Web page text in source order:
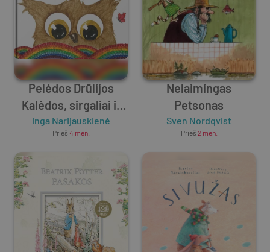
Pelėdos Drūlijos
Kalėdos, sirgaliai ir
kiti reikalai
Inga Narijauskienė
Prieš 4 mėn.
Nelaimingas
Petsonas
Sven Nordqvist
Prieš 2 mėn.